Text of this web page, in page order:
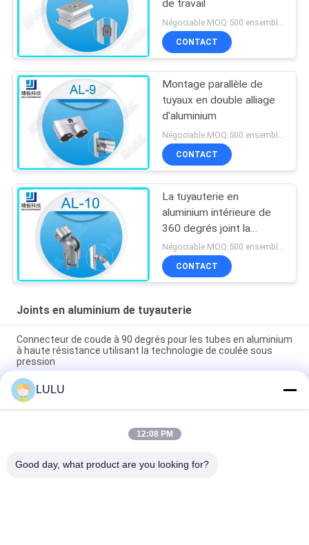
de travail
CONTACT
Montage parallèle de
tuyaux en double alliage
d'aluminium
CONTACT
La tuyauterie en
aluminium intérieure de
360 degrés joint la
rotation libre AL-10 de
soufflage de sable
Négociable MOQ:500 ensembles
CONTACT
Joints en aluminium de tuyauterie
Connecteur de coude à 90 degrés pour les tubes en aluminium
à haute résistance utilisant la technologie de coulée sous
pression
Joint de tuyau en aluminium argenté anodisé moulé sous
pression certifié ISO9001 pour les systèmes de tubes
maigres et les postes de travail industriels
Connecteur de coude de coulée par coulée de tubes en
LULU
12:08 PM
Good day, what product are you looking for?